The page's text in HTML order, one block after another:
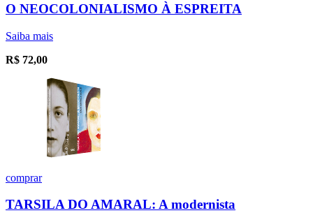
O NEOCOLONIALISMO À ESPREITA
Saiba mais
R$ 72,00
comprar
TARSILA DO AMARAL: A modernista